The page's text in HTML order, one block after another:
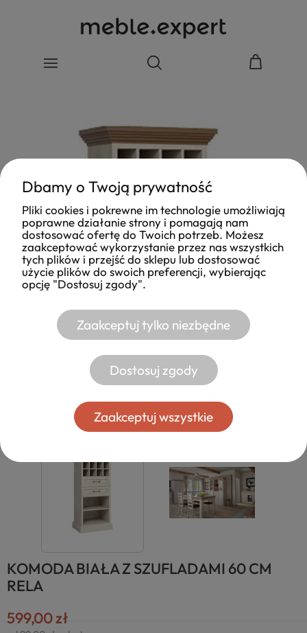
KOMODA BIAŁA Z SZUFLADAMI 60 CM
RELA
599,00 zł
Dbamy o Twoją prywatność
Pliki cookies i pokrewne im technologie umożliwiają
poprawne działanie strony i pomagają nam
dostosować ofertę do Twoich potrzeb. Możesz
zaakceptować wykorzystanie przez nas wszystkich
tych plików i przejść do sklepu lub dostosować
użycie plików do swoich preferencji, wybierając
opcję "Dostosuj zgody".
Zaakceptuj tylko niezbędne
Dostosuj zgody
Zaakceptuj wszystkie